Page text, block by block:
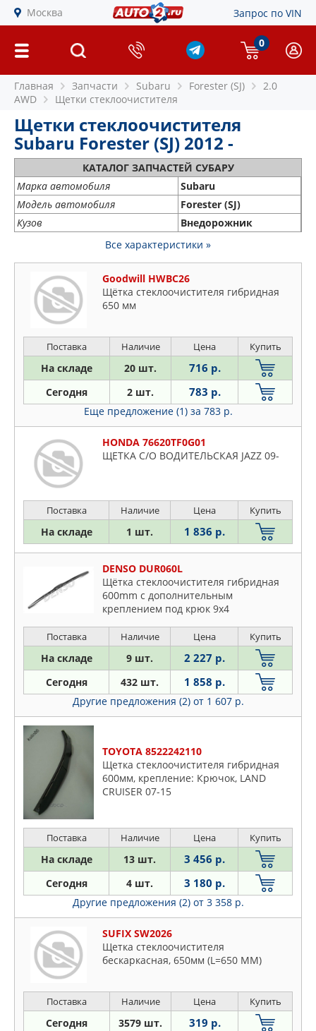
Москва Запрос по VIN
0
Главная Запчасти Subaru Forester (SJ)
2.0
AWD
Щетки стеклоочистителя
Щетки стеклоочистителя
Subaru Forester (SJ) 2012 -
КАТАЛОГ ЗАПЧАСТЕЙ СУБАРУ
Марка автомобиля
Subaru
Модель автомобиля
Forester (SJ)
Кузов
Внедорожник
Все характеристики »
Goodwill HWBC26
Щётка стеклоочистителя гибридная
650 мм
Поставка Наличие Цена Купить
На складе 20 шт. 716 р.
Сегодня 2 шт. 783 р.
Еще предложение (1) за 783 р.
HONDA 76620TF0G01
ЩЕТКА С/О ВОДИТЕЛЬСКАЯ JAZZ 09-
Поставка Наличие Цена Купить
На складе 1 шт. 1 836 р.
DENSO DUR060L
Щётка стеклоочистителя гибридная
600mm c дополнительным
креплением под крюк 9x4
Поставка Наличие Цена Купить
На складе 9 шт. 2 227 р.
Сегодня 432 шт. 1 858 р.
Другие предложения (2) от 1 607 р.
TOYOTA 8522242110
Щетка стеклоочистителя гибридная
600мм, крепление: Крючок, LAND
CRUISER 07-15
Поставка Наличие Цена Купить
На складе 13 шт. 3 456 р.
Сегодня 4 шт. 3 180 р.
Другие предложения (2) от 3 358 р.
SUFIX SW2026
Щетка стеклоочистителя
бескаркасная, 650мм (L=650 ММ)
Поставка Наличие Цена Купить
Сегодня 3579 шт. 319 р.